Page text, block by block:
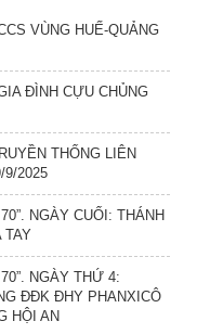
VÙNG HUẾ-QUẢNG
ĐÌNH CỰU CHỦNG
THỐNG LIÊN
9/2025
NGÀY CUỐI: THÁNH
TAY
NGÀY THỨ 4:
ĐĐK ĐHY PHANXICÔ
HỘI AN